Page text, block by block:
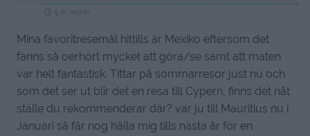
Mina favoritresemål hittills är Mexiko eftersom det
fanns så oerhört mycket att göra/se samt att maten
var helt fantastisk. Tittar på sommarresor just nu och
som det ser ut blir det en resa till Cypern, finns det nåt
ställe du rekommenderar där? var ju till Mauritius nu i
Januari så får nog hålla mig tills nästa år för en